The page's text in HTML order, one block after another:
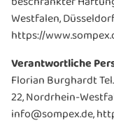
Westfalen,
https://
Verantwortliche
Florian Burghardt
22, Nordrhein-
info@sompex.de,